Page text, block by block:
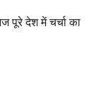
पूरे देश में चर्चा का